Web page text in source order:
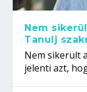
Nem
Tanulj
Nem sikerült
jelenti azt,